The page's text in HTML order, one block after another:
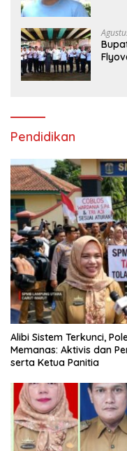
Pendidikan
Alibi Sistem Terkunci,
Memanas: Aktivis dan
serta Ketua Panitia